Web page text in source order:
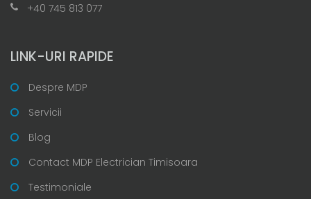
+40 745 813 077
LINK-URI RAPIDE
Despre MDP
Servicii
Blog
Contact MDP Electrician Timisoara
Testimoniale